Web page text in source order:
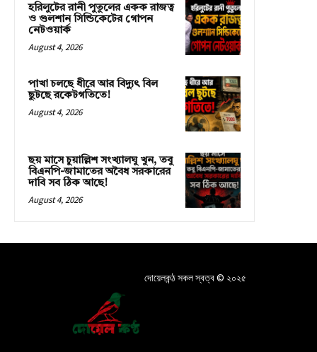
হরিলুটের রানী পুতুলের একক রাজত্ব
ও গুলশান সিন্ডিকেটের গোপন
নেটওয়ার্ক
August 4, 2026
পাখা চলছে ধীরে আর বিদ্যুৎ বিল
ছুটছে রকেটগতিতে!
August 4, 2026
ছয় মাসে চুয়াল্লিশ সংখ্যালঘু খুন, তবু
বিএনপি-জামাতের অবৈধ সরকারের
দাবি সব ঠিক আছে!
August 4, 2026
দোয়েলকন্ঠ সকল স্বত্ব © ২০২৫